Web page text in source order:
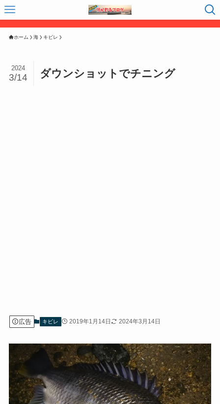
ホーム 海 キビレ
ダウンショットでチニング
2024
3/14
広告 キビレ 2019年1月14日 2024年3月14日